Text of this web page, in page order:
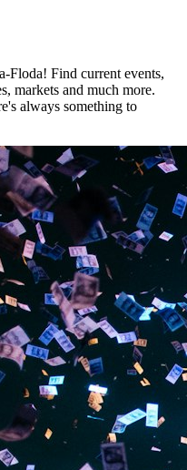
Floda! Find current events,
markets and much more.
always something to